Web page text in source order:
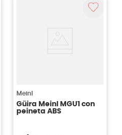
Meinl
Güira Meinl MGU1 con
peineta ABS